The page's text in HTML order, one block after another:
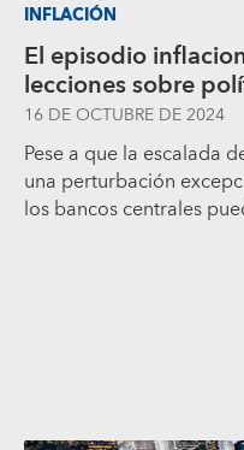
INFLACIÓN
El episodio
lecciones sobre
16 DE OCTUBRE DE 2024
Pese a que la escalada
una perturbación
los bancos centrales